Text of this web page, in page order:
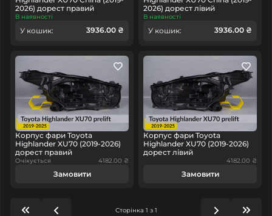
2026) дорест правий
В наявності
У кошик: 3936.00 ₴
2026) дорест лівий
В наявності
У кошик: 3936.00 ₴
Корпус фари Toyota
Highlander XU70 (2019-2026)
дорест правий
Очікується 4182.00 ₴
Замовити
Корпус фари Toyota
Highlander XU70 (2019-2026)
дорест лівий
4182.00 ₴
Замовити
Сторінка 1 з 1